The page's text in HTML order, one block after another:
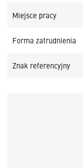
Miejsce pracy
Forma zatrudnienia
Znak referencyjny